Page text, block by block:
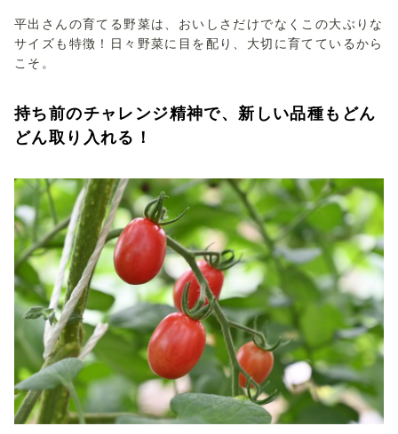
平出さんの育てる野菜は、おいしさだけでなくこの大ぶりな
サイズも特徴！日々野菜に目を配り、大切に育てているから
こそ。
持ち前のチャレンジ精神で、新しい品種もどん
どん取り入れる！